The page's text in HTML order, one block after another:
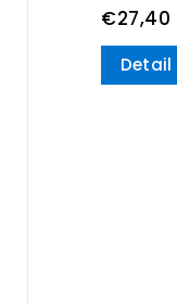
€27,40
Detail